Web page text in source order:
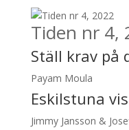
Tiden nr 4,
Ställ krav på
Payam Moula
Eskilstuna
Jimmy Jansson &